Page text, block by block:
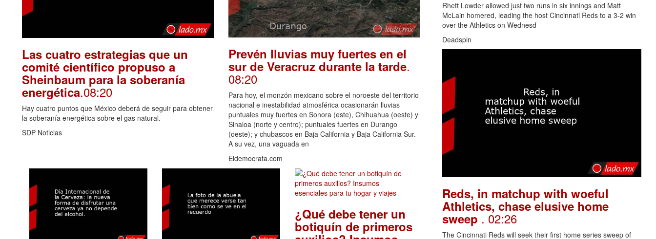
Las cuatro estrategias que un
comité científico propuso a
Sheinbaum para la soberanía
energética.08:20
Hay cuatro puntos que México deberá de seguir para obtener
la soberanía energética sobre el gas natural.
SDP Noticias
Prevén lluvias muy fuertes en el
sur de Veracruz durante la tarde.
08:20
Para hoy, el monzón mexicano sobre el noroeste del territorio
nacional e inestabilidad atmosférica ocasionarán lluvias
puntuales muy fuertes en Sonora (este), Chihuahua (oeste) y
Sinaloa (norte y centro); puntuales fuertes en Durango
(oeste); y chubascos en Baja California y Baja California Sur.
A su vez, una vaguada en
Eldemocrata.com
¿Qué debe tener un
botiquín de primeros
Rhett Lowder allowed just two runs in six innings and Matt
McLain homered, leading the host Cincinnati Reds to a 3-2 win
over the Athletics on Wednesd
Deadspin
Reds, in matchup with woeful
Athletics, chase elusive home
sweep . 02:26
The Cincinnati Reds will seek their first home series sweep of